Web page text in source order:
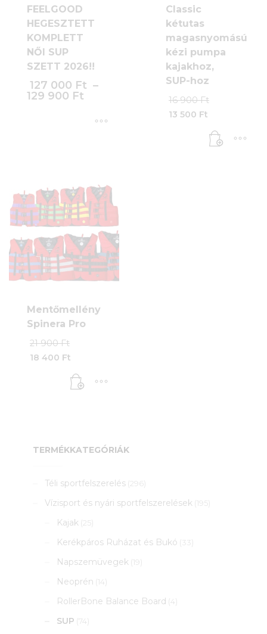
FEELGOOD
HEGESZTETT
KOMPLETT
NŐI SUP
SZETT 2026!!
127 000 Ft –
129 900 Ft
variációja
van.
A
változatok
a
termékoldalon
választhatók
Classic
kétutas
magasnyomású
kézi pumpa
kajakhoz,
SUP-hoz
16 900Ft
900 Ft.
13 500 Ft
Mentőmellény
Spinera Pro
21 900Ft
900 Ft.
18 400 Ft
TERMÉKKATEGÓRIÁK
Téli sportfelszerelés (296)
Vízisport és nyári sportfelszerelések (195)
Kajak (25)
Kerékpáros Ruházat és Bukó (33)
Napszemüvegek (19)
Neoprén (14)
RollerBone Balance Board (4)
SUP (74)